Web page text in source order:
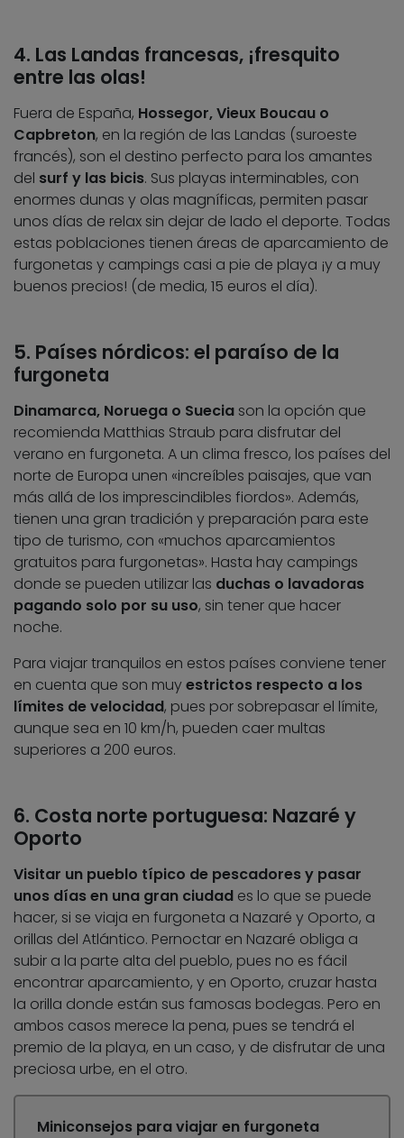
4. Las Landas francesas, ¡fresquito
entre las olas!
Fuera de España, Hossegor, Vieux Boucau o
Capbreton, en la región de las Landas (suroeste
francés), son el destino perfecto para los amantes
del surf y las bicis. Sus playas interminables, con
enormes dunas y olas magníficas, permiten pasar
unos días de relax sin dejar de lado el deporte. Todas
estas poblaciones tienen áreas de aparcamiento de
furgonetas y campings casi a pie de playa ¡y a muy
buenos precios! (de media, 15 euros el día).
5. Países nórdicos: el paraíso de la
furgoneta
Dinamarca, Noruega o Suecia son la opción que
recomienda Matthias Straub para disfrutar del
verano en furgoneta. A un clima fresco, los países del
norte de Europa unen «increíbles paisajes, que van
más allá de los imprescindibles fiordos». Además,
tienen una gran tradición y preparación para este
tipo de turismo, con «muchos aparcamientos
gratuitos para furgonetas». Hasta hay campings
donde se pueden utilizar las duchas o lavadoras
pagando solo por su uso, sin tener que hacer
noche.
Para viajar tranquilos en estos países conviene tener
en cuenta que son muyestrictos respecto a los
límites de velocidad, pues por sobrepasar el límite,
aunque sea en 10 km/h, pueden caer multas
superiores a 200 euros.
6. Costa norte portuguesa: Nazaré y
Oporto
Visitar un pueblo típico de pescadores y pasar
unos días en una gran ciudad es lo que se puede
hacer, si se viaja en furgoneta a Nazaré y Oporto, a
orillas del Atlántico. Pernoctar en Nazaré obliga a
subir a la parte alta del pueblo, pues no es fácil
encontrar aparcamiento, y en Oporto, cruzar hasta
la orilla donde están sus famosas bodegas. Pero en
ambos casos merece la pena, pues se tendrá el
premio de la playa, en un caso, y de disfrutar de una
preciosa urbe, en el otro.
Miniconsejos para viajar en furgoneta